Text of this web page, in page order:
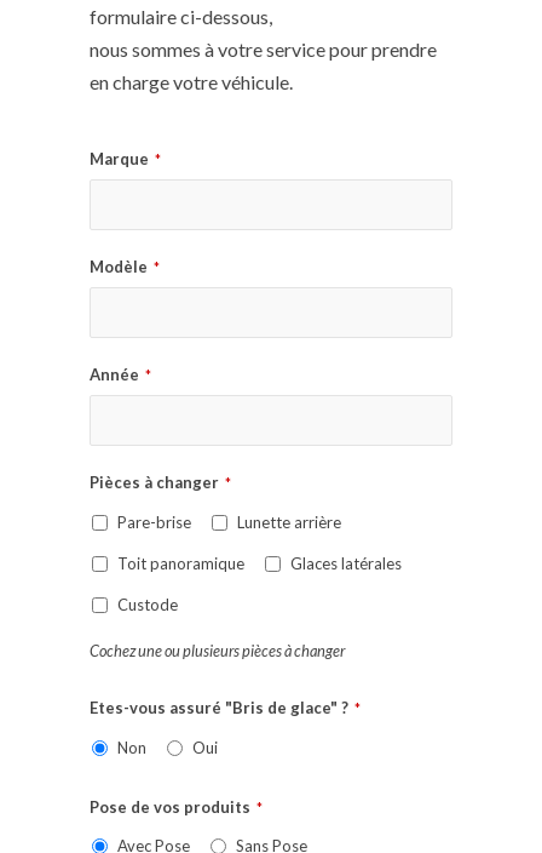
formulaire ci-dessous,
nous sommes à votre service pour prendre
en charge votre véhicule.
Marque *
Modèle *
Année *
Pièces à changer *
Pare-brise Lunette arrière
Toit panoramique Glaces latérales
Custode
Cochez une ou plusieurs pièces à changer
Etes-vous assuré "Bris de glace" ? *
Non Oui
Pose de vos produits *
Avec Pose Sans Pose